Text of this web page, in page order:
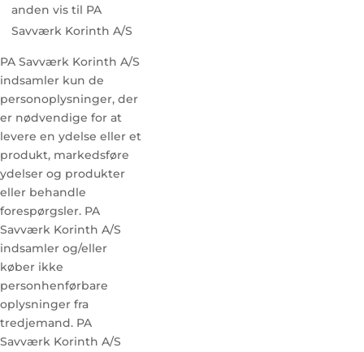
anden vis til PA
Savværk Korinth A/S
PA Savværk Korinth A/S
indsamler kun de
personoplysninger, der
er nødvendige for at
levere en ydelse eller et
produkt, markedsføre
ydelser og produkter
eller behandle
forespørgsler. PA
Savværk Korinth A/S
indsamler og/eller
køber ikke
personhenførbare
oplysninger fra
tredjemand. PA
Savværk Korinth A/S